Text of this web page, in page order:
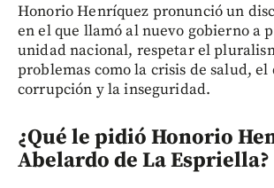
Honorio Henríquez pronunció un
en el que llamó al nuevo gobierno a
unidad nacional, respetar el
problemas como la crisis de salud, el
corrupción y la inseguridad.
¿Qué le pidió Honorio
Abelardo de La Espriella?